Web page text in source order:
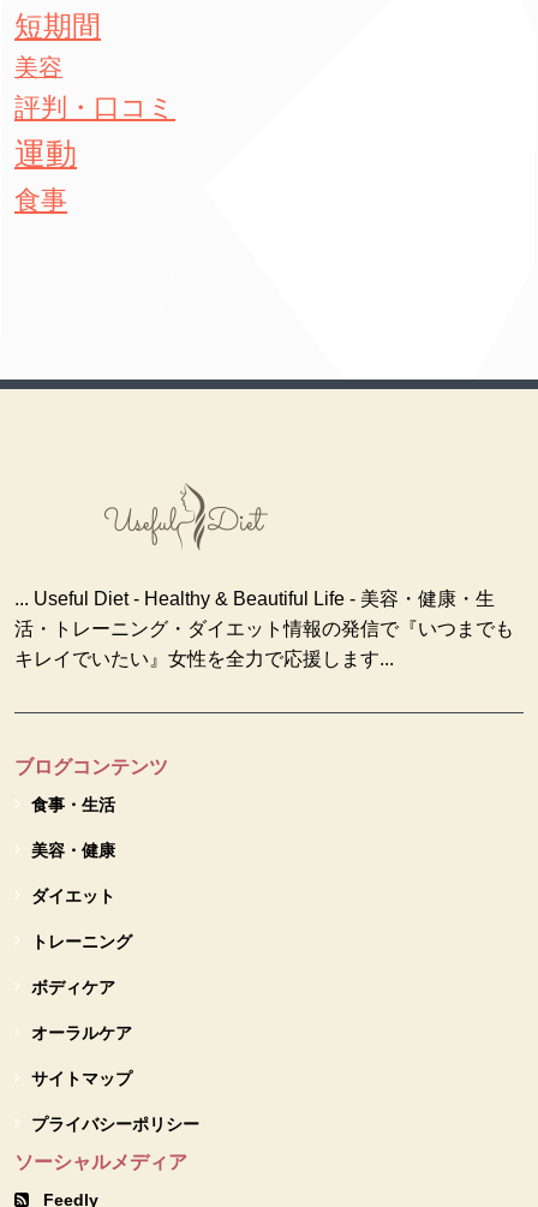
短期間
美容
評判・口コミ
運動
食事
... Useful Diet - Healthy & Beautiful Life - 美容・健康・生
活・トレーニング・ダイエット情報の発信で『いつまでも
キレイでいたい』女性を全力で応援します...
ブログコンテンツ
食事・生活
美容・健康
ダイエット
トレーニング
ボディケア
オーラルケア
サイトマップ
プライバシーポリシー
ソーシャルメディア
Feedly